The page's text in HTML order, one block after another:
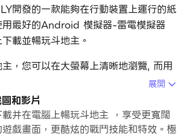
開發的一款能夠在行動裝置上運行的紙
用最好的Android 模擬器-雷電模擬器
載並暢玩斗地主。
，您可以在大螢幕上清晰地瀏覽, 而用
用程式比用觸摸屏鍵盤要快得多，同時你
的電量問題。
，你甚至可以在PC上運行多個應用程
展開
和影片
并在電腦上暢玩斗地主 ，享受更寬闊
戲畫面，更酷炫的戰鬥技能和特效。極